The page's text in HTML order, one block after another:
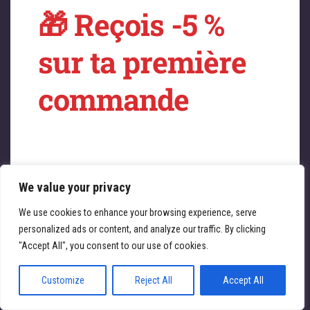
We value your privacy
We use cookies to enhance your browsing experience, serve
personalized ads or content, and analyze our traffic. By clicking
"Accept All", you consent to our use of cookies.
Customize Reject All Accept All
sur quelque chose
de fantastique –
revenez bientôt !
🎁 Reçois -5 %
sur ta première
commande
Saisissez votre adresse e-mail
JE REÇOIS MA RÉDUCTION